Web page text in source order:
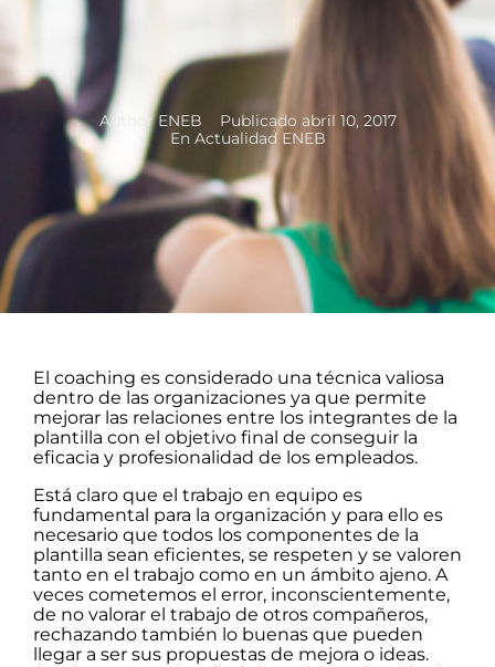
AuthorENEB Publicado abril 10, 2017
En Actualidad ENEB
El coaching es considerado una técnica valiosa
dentro de las organizaciones ya que permite
mejorar las relaciones entre los integrantes de la
plantilla con el objetivo final de conseguir la
eficacia y profesionalidad de los empleados.
Está claro que el trabajo en equipo es
fundamental para la organización y para ello es
necesario que todos los componentes de la
plantilla sean eficientes, se respeten y se valoren
tanto en el trabajo como en un ámbito ajeno. A
veces cometemos el error, inconscientemente,
de no valorar el trabajo de otros compañeros,
rechazando también lo buenas que pueden
llegar a ser sus propuestas de mejora o ideas.